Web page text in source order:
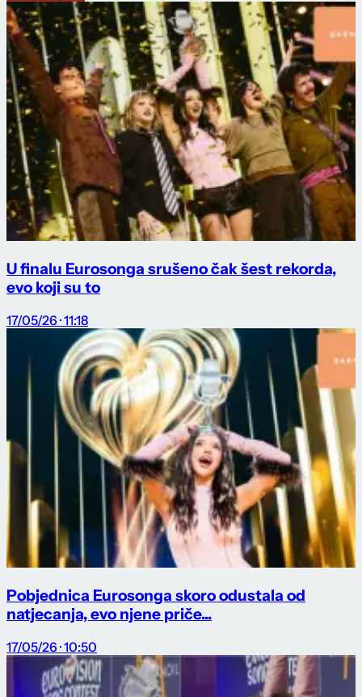
U finalu Eurosonga srušeno čak šest rekorda,
evo koji su to
17/05/26 · 11:18
Pobjednica Eurosonga skoro odustala od
natjecanja, evo njene priče...
17/05/26 · 10:50